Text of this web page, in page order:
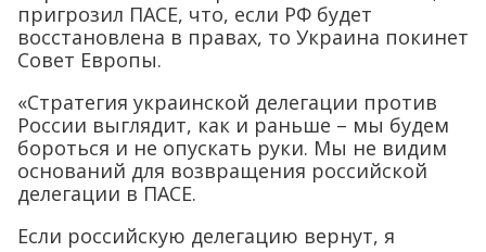
пригрозил ПАСЕ, что, если РФ будет
восстановлена в правах, то Украина покинет
Совет Европы.
«Стратегия украинской делегации против
России выглядит, как и раньше – мы будем
бороться и не опускать руки. Мы не видим
оснований для возвращения российской
делегации в ПАСЕ.
Если российскую делегацию вернут, я